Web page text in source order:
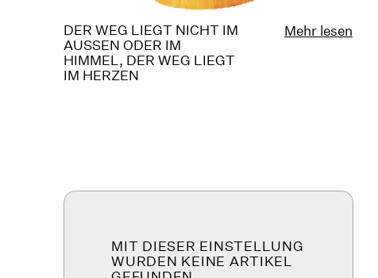
DER WEG LIEGT NICHT IM
AUSSEN ODER IM
HIMMEL, DER WEG LIEGT
IM HERZEN
Mehr lesen
MIT DIESER EINSTELLUNG
WURDEN KEINE ARTIKEL